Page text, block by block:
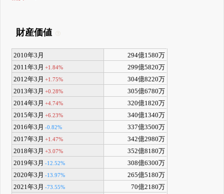
財産価値
2010年3月
294億1580万
2011年3月 +1.84%
299億5820万
2012年3月 +1.75%
304億8220万
2013年3月 +0.28%
305億6780万
2014年3月 +4.74%
320億1820万
2015年3月 +6.23%
340億1340万
2016年3月 -0.82%
337億3500万
2017年3月 +1.47%
342億2980万
2018年3月 +3.07%
352億8180万
2019年3月 -12.52%
308億6300万
2020年3月 -13.97%
265億5180万
2021年3月 -73.55%
70億2180万